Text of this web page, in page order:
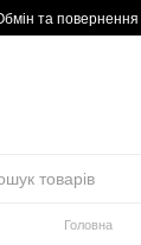
та повернення
Головна